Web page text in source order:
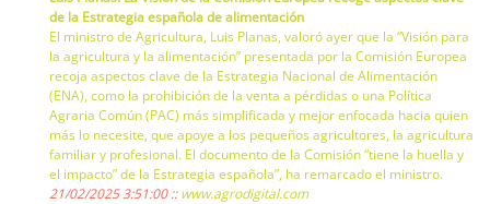
de la Estrategia española de alimentación
El ministro de Agricultura, Luis Planas, valoró ayer que la “Visión para
la agricultura y la alimentación” presentada por la Comisión Europea
recoja aspectos clave de la Estrategia Nacional de Alimentación
(ENA), como la prohibición de la venta a pérdidas o una Política
Agraria Común (PAC) más simplificada y mejor enfocada hacia quien
más lo necesite, que apoye a los pequeños agricultores, la agricultura
familiar y profesional. El documento de la Comisión “tiene la huella y
el impacto” de la Estrategia española”, ha remarcado el ministro.
21/02/2025 3:51:00 ::www.agrodigital.com